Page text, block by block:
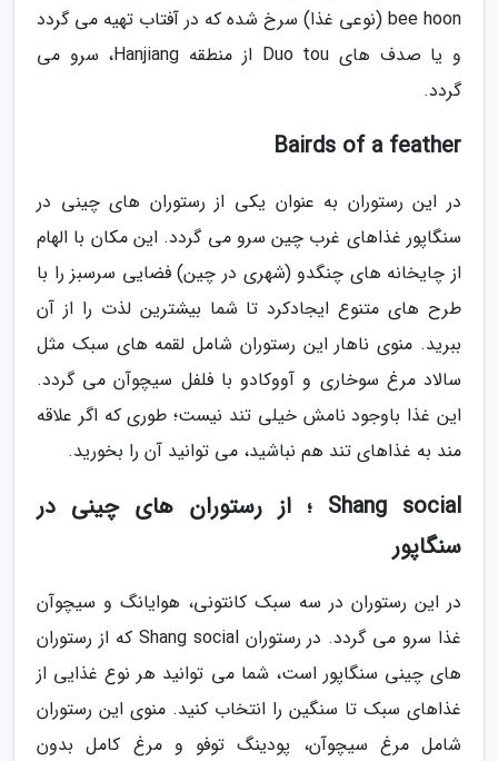
bee hoon (نوعی غذا) سرخ شده که در آفتاب تهیه می گردد
و یا صدف های Duo tou از منطقه Hanjiang، سرو می
گردد.
Bairds of a feather
در این رستوران به عنوان یکی از رستوران های چینی در
سنگاپور غذاهای غرب چین سرو می گردد. این مکان با الهام
از چایخانه های چنگدو (شهری در چین) فضایی سرسبز را با
طرح های متنوع ایجادکرد تا شما بیشترین لذت را از آن
ببرید. منوی ناهار این رستوران شامل لقمه های سبک مثل
سالاد مرغ سوخاری و آووکادو با فلفل سیچوآن می گردد.
این غذا باوجود نامش خیلی تند نیست؛ طوری که اگر علاقه
مند به غذاهای تند هم نباشید، می توانید آن را بخورید.
Shang social ؛ از رستوران های چینی در
سنگاپور
در این رستوران در سه سبک کانتونی، هوایانگ و سیچوآن
غذا سرو می گردد. در رستوران Shang social که از رستوران
های چینی سنگاپور است، شما می توانید هر نوع غذایی از
غذاهای سبک تا سنگین را انتخاب کنید. منوی این رستوران
شامل مرغ سیچوآن، پودینگ توفو و مرغ کامل بدون